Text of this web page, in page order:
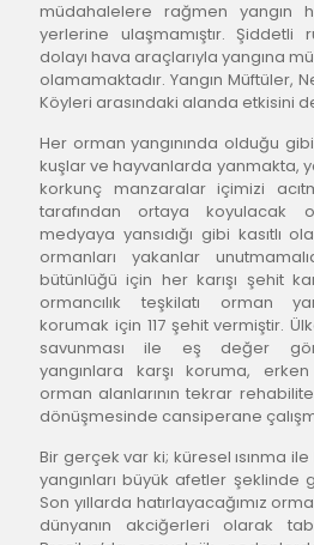
müdahalelere rağmen yangın
yerlerine ulaşmamıştır. Şiddetli
dolayı hava araçlarıyla yangına
olamamaktadır. Yangın Müftüler,
Köyleri arasındaki alanda etkisini
Her orman yangınında olduğu
kuşlar ve hayvanlarda yanmakta,
korkunç manzaralar içimizi
tarafından ortaya koyulacak
medyaya yansıdığı gibi kasıtlı
ormanları yakanlar
bütünlüğü için her karışı şehit
ormancılık teşkilatı orman
korumak için 117 şehit vermiştir.
savunması ile eş değer
yangınlara karşı koruma,
orman alanlarının tekrar
dönüşmesinde cansiperane
Bir gerçek var ki; küresel ısınma
yangınları büyük afetler şeklinde
Son yıllarda hatırlayacağımız
dünyanın akciğerleri olarak